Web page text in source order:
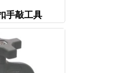
手敲工具